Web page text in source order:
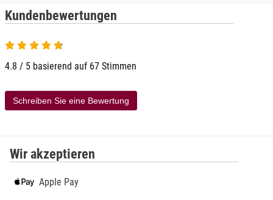
Kundenbewertungen
4.8 von 5
4.8 / 5 basierend auf 67 Stimmen
Schreiben Sie eine Bewertung
Wir akzeptieren
Apple Pay